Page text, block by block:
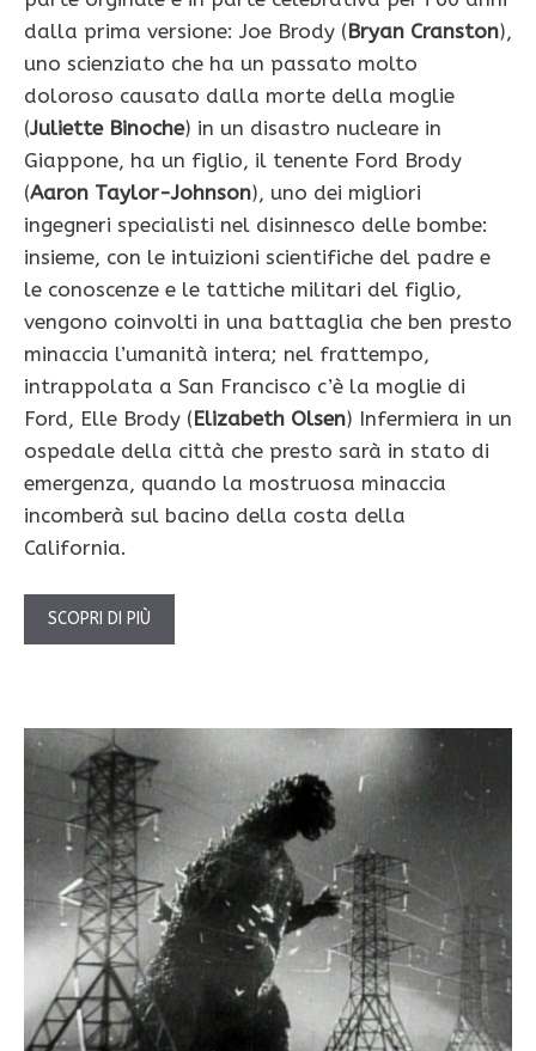
dalla prima versione: Joe Brody (Bryan Cranston),
uno scienziato che ha un passato molto
doloroso causato dalla morte della moglie
(Juliette Binoche) in un disastro nucleare in
Giappone, ha un figlio, il tenente Ford Brody
(Aaron Taylor-Johnson), uno dei migliori
ingegneri specialisti nel disinnesco delle bombe:
insieme, con le intuizioni scientifiche del padre e
le conoscenze e le tattiche militari del figlio,
vengono coinvolti in una battaglia che ben presto
minaccia l’umanità intera; nel frattempo,
intrappolata a San Francisco c’è la moglie di
Ford, Elle Brody (Elizabeth Olsen) Infermiera in un
ospedale della città che presto sarà in stato di
emergenza, quando la mostruosa minaccia
incomberà sul bacino della costa della
California.
SCOPRI DI PIÙ